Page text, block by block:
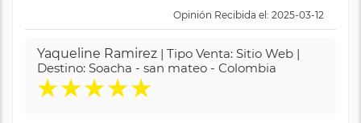
Opinión Recibida el: 2025-03-12
Yaqueline Ramirez | Tipo Venta: Sitio Web |
Destino: Soacha - san mateo - Colombia
★★★★★